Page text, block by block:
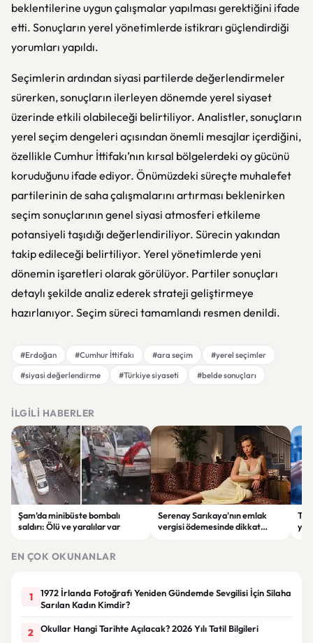
beklentilerine uygun çalışmalar yapılması gerektiğini ifade
etti. Sonuçların yerel yönetimlerde istikrarı güçlendirdiği
yorumları yapıldı.
Seçimlerin ardından siyasi partilerde değerlendirmeler
sürerken, sonuçların ilerleyen dönemde yerel siyaset
üzerinde etkili olabileceği belirtiliyor. Analistler, sonuçların
yerel seçim dengeleri açısından önemli mesajlar içerdiğini,
özellikle Cumhur İttifakı’nın kırsal bölgelerdeki oy gücünü
koruduğunu ifade ediyor. Önümüzdeki süreçte muhalefet
partilerinin de saha çalışmalarını artırması beklenirken
seçim sonuçlarının genel siyasi atmosferi etkileme
potansiyeli taşıdığı değerlendiriliyor. Sürecin yakından
takip edileceği belirtiliyor. Yerel yönetimlerde yeni
dönemin işaretleri olarak görülüyor. Partiler sonuçları
detaylı şekilde analiz ederek strateji geliştirmeye
hazırlanıyor. Seçim süreci tamamlandı resmen denildi.
#Erdoğan #Cumhur İttifakı #ara seçim
#yerel seçimler
#siyasi değerlendirme
#Türkiye siyaseti #belde sonuçları
İLGILI HABERLER
Şam’da minibüste bombalı
saldırı: Ölü ve yaralılar var
Serenay Sarıkaya'nın emlak
vergisi ödemesinde dikkat
EN ÇOK OKUNANLAR
1
1972 İrlanda Fotoğrafı Yeniden Gündemde Sevgilisi İçin Silaha
Sarılan Kadın Kimdir?
2 Okullar Hangi Tarihte Açılacak? 2026 Yılı Tatil Bilgileri